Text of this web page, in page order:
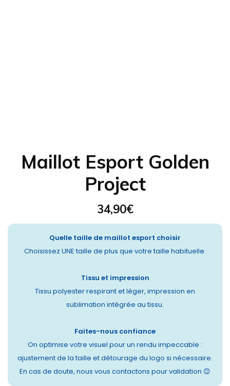
Maillot Esport Golden
Project
34,90€
Quelle taille de maillot esport choisir
Choisissez UNE taille de plus que votre taille habituelle.
Tissu et impression
Tissu polyester respirant et léger, impression en
sublimation intégrée au tissu.
Faites-nous confiance
On optimise votre visuel pour un rendu impeccable :
ajustement de la taille et détourage du logo si nécessaire.
En cas de doute, nous vous contactons pour validation 😊